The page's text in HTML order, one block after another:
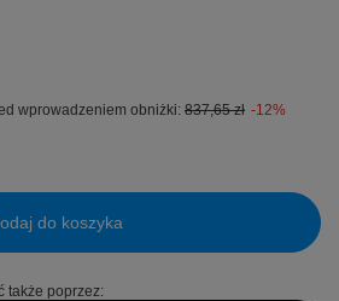
wprowadzeniem obniżki: 837,65 zł -12%
do koszyka
także poprzez: